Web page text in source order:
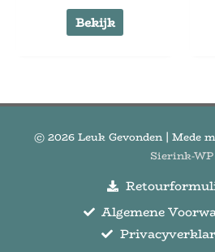
Bekijk
© 2026 Leuk Gevonden | Mede
Sierink-WP
Algemene